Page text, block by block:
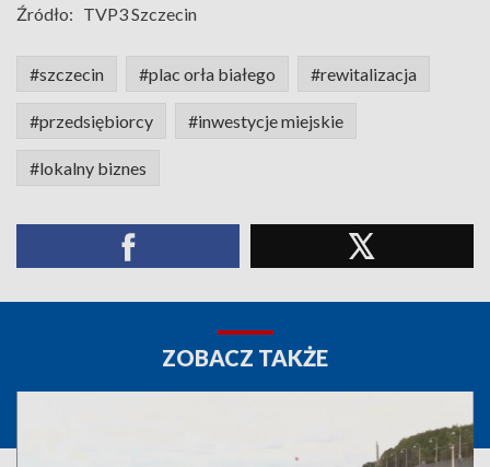
Źródło: TVP3 Szczecin
#szczecin #plac orła białego #rewitalizacja
#przedsiębiorcy #inwestycje miejskie
#lokalny biznes
ZOBACZ TAKŻE